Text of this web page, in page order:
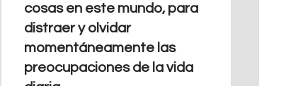
cosas en este mundo, para
distraer y olvidar
momentáneamente las
preocupaciones de la vida